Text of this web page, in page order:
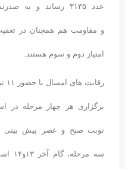
عدد ۳۱۳۵ رساند و به
امتیاز دوم و سوم هستند.
برگزاری هر چهار مرحله در
نوبت صبح و عصر پیش بینی